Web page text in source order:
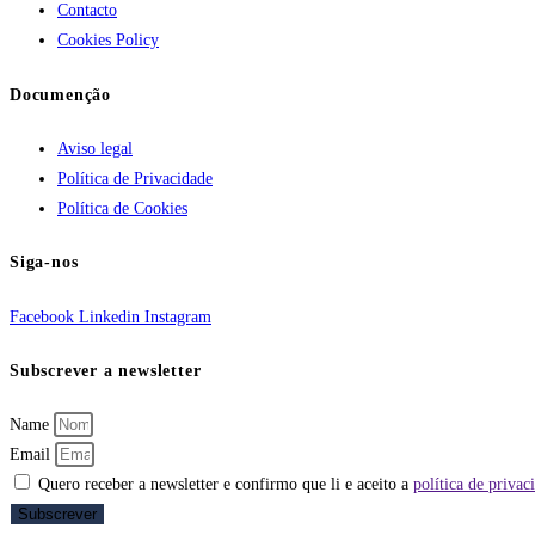
Contacto
Cookies Policy
Documenção
Aviso legal
Política de Privacidade
Política de Cookies
Siga-nos
Facebook Linkedin Instagram
Subscrever a newsletter
Name
Email
Quero receber a newsletter e confirmo que li e aceito a política de
Subscrever